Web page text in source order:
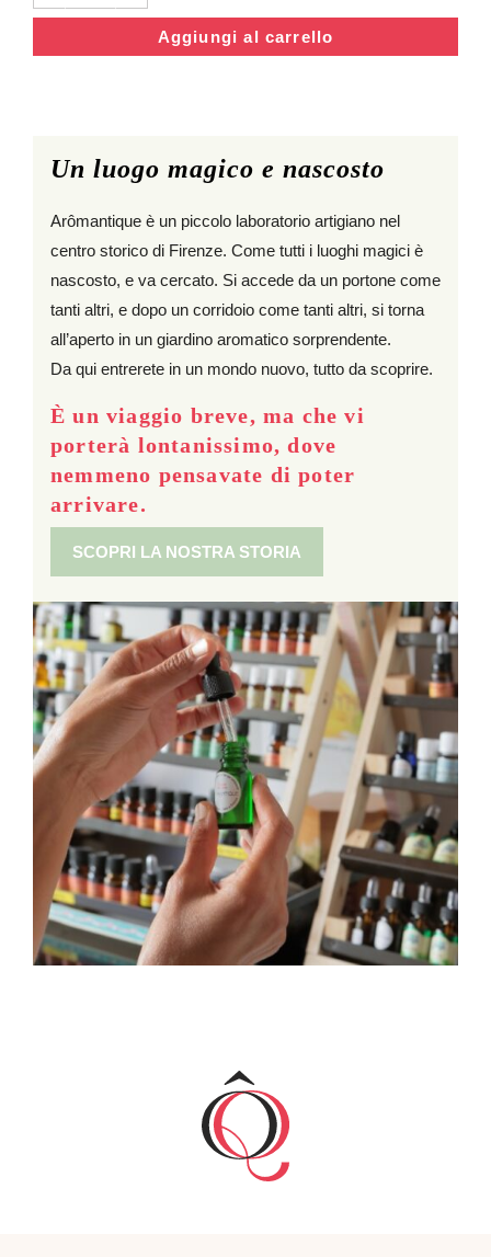
scelte
Aggiungi al carrello
Un luogo magico e nascosto
Arômantique è un piccolo laboratorio artigiano nel
centro storico di Firenze. Come tutti i luoghi magici è
nascosto, e va cercato. Si accede da un portone come
tanti altri, e dopo un corridoio come tanti altri, si torna
all’aperto in un giardino aromatico sorprendente.
Da qui entrerete in un mondo nuovo, tutto da scoprire.
È un viaggio breve, ma che vi
porterà lontanissimo, dove
nemmeno pensavate di poter
arrivare.
SCOPRI LA NOSTRA STORIA